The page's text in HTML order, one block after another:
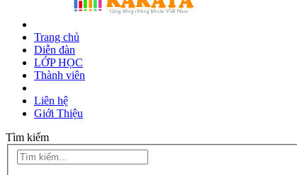
Trang chủ
Diễn đàn
LỚP HỌC
Thành viên
Liên hệ
Giới Thiệu
Tìm kiếm